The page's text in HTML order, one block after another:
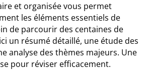
et organisée vous permet
les éléments essentiels de
de parcourir des centaines de
un résumé détaillé, une étude des
analyse des thèmes majeurs. Une
pour réviser efficacement.